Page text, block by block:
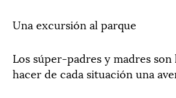
Una excursión al parque
Los súper-padres y madres son
hacer de cada situación una